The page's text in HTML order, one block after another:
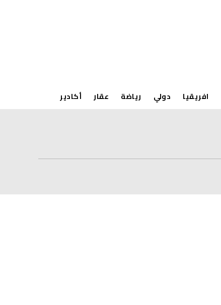
افريقيا دولي رياضة عقار أكادير